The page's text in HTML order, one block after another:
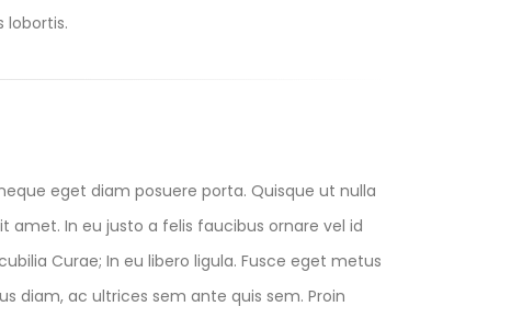
lobortis.
eget diam posuere porta. Quisque ut nulla
amet. In eu justo a felis faucibus ornare vel id
Curae; In eu libero ligula. Fusce eget metus
diam, ac ultrices sem ante quis sem. Proin